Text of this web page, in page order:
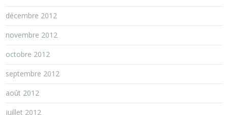
décembre 2012
novembre 2012
octobre 2012
septembre 2012
août 2012
juillet 2012